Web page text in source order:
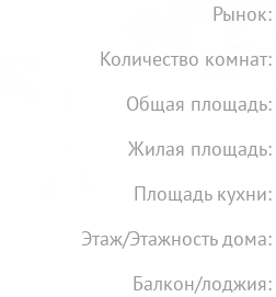
Рынок:
Количество комнат:
Общая площадь:
Жилая площадь:
Площадь кухни:
Этаж/Этажность дома:
Балкон/лоджия: